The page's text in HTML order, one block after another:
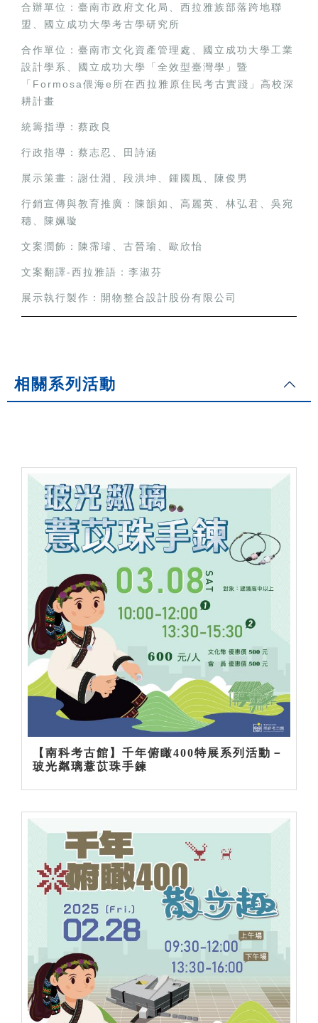
合辦單位：臺南市政府文化局、西拉雅族部落跨地聯
盟、國立成功大學考古學研究所
合作單位：臺南市文化資產管理處、國立成功大學工業
設計學系、國立成功大學「全效型臺灣學」暨
「Formosa偎海e所在西拉雅原住民考古實踐」高校深
耕計畫
統籌指導：蔡政良
行政指導：蔡志忍、田詩涵
展示策畫：謝仕淵、段洪坤、鍾國風、陳俊男
行銷宣傳與教育推廣：陳韻如、高麗英、林弘君、吳宛
穗、陳姵璇
文案潤飾：陳霈璿、古晉瑜、歐欣怡
文案翻譯-西拉雅語：李淑芬
展示執行製作：開物整合設計股份有限公司
相關系列活動
【南科考古館】千年俯瞰400特展系列活動－
玻光粼璃薏苡珠手鍊